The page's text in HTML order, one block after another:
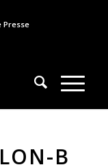
Presse
B